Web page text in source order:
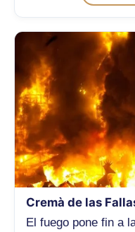
Cremà de las
El fuego pone fin a